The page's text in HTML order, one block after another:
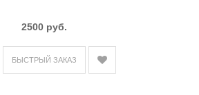
2500 руб.
БЫСТРЫЙ ЗАКАЗ